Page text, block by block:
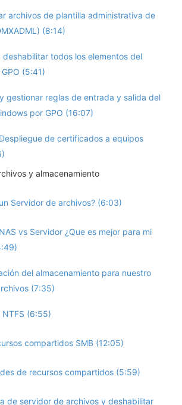
archivos de plantilla administrativa de
(8:14)
deshabilitar todos los elementos del
(5:41)
gestionar reglas de entrada y salida del
por GPO (16:07)
de certificados a equipos
y almacenamiento
Servidor de archivos? (6:03)
vs Servidor ¿Que es mejor para mi
del almacenamiento para nuestro
(7:35)
NTFS (6:55)
compartidos SMB (12:05)
de recursos compartidos (5:59)
de servidor de archivos y deshabilitar